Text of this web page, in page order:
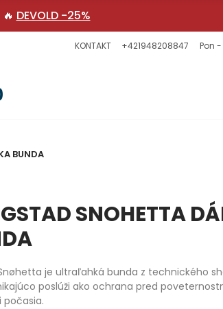
🔥 DEVOLD -25%
KONTAKT +421948208847 Pon -
BUNDA
SNOHETTA
je ultraľahká bunda z technického
poslúži ako ochrana pred